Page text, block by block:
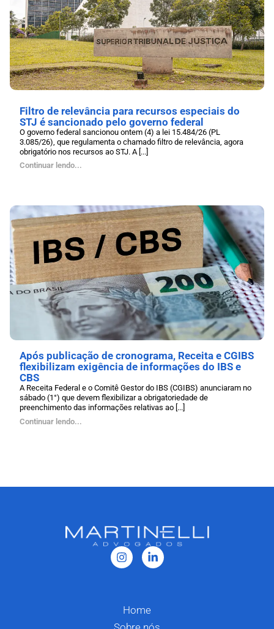
Filtro de relevância para recursos especiais do
STJ é sancionado pelo governo federal
O governo federal sancionou ontem (4) a lei 15.484/26 (PL
3.085/26), que regulamenta o chamado filtro de relevância, agora
obrigatório nos recursos ao STJ. A [...]
Continuar lendo...
Após publicação de cronograma, Receita e CGIBS
flexibilizam exigência de informações do IBS e
CBS
A Receita Federal e o Comitê Gestor do IBS (CGIBS) anunciaram no
sábado (1°) que devem flexibilizar a obrigatoriedade de
preenchimento das informações relativas ao [...]
Continuar lendo...
Home